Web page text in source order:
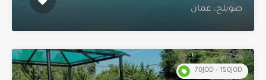
صويلح، عمان
70JOD - 150JOD